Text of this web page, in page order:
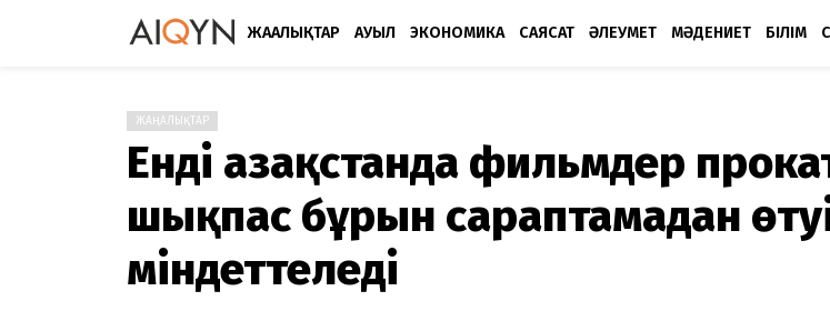
ЖАҢАЛЫҚТАР АУЫЛ ЭКОНОМИКА САЯСАТ ӘЛЕУМЕТ МӘДЕНИЕТ БІЛІМ
ЖАҢАЛЫҚТАР
Енді Қазақстанда фильмдер
шықпас бұрын сараптамадан
міндеттеледі